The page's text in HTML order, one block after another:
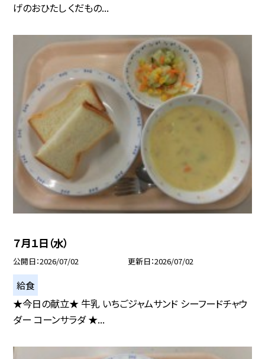
げのおひたし くだもの...
７月１日（水）
公開日 2026/07/02 更新日 2026/07/02
給食
★今日の献立★ 牛乳 いちごジャムサンド シーフードチャウ
ダー コーンサラダ ★...